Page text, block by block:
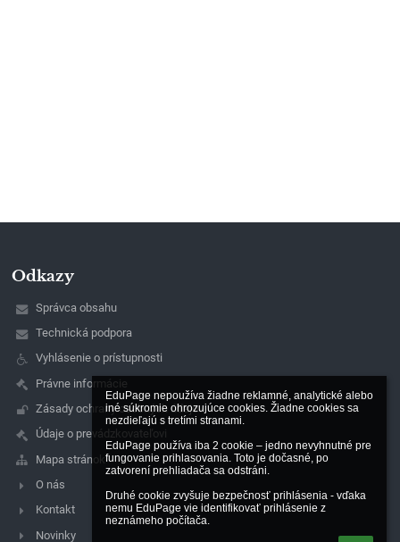
EduPage nepoužíva žiadne reklamné, analytické alebo
iné súkromie ohrozujúce cookies. Žiadne cookies sa
nezdieľajú s tretími stranami.
EduPage používa iba 2 cookie – jedno nevyhnutné pre
fungovanie prihlasovania. Toto je dočasné, po
zatvorení prehliadača sa odstráni.
Druhé cookie zvyšuje bezpečnosť prihlásenia - vďaka
nemu EduPage vie identifikovať prihlásenie z
neznámeho počítača.
Odkazy
Správca obsahu
Technická podpora
Vyhlásenie o prístupnosti
Právne informácie
Zásady ochrany osobných údajov
Údaje o prevádzkovateľovi
Mapa stránok
O nás
Kontakt
Novinky